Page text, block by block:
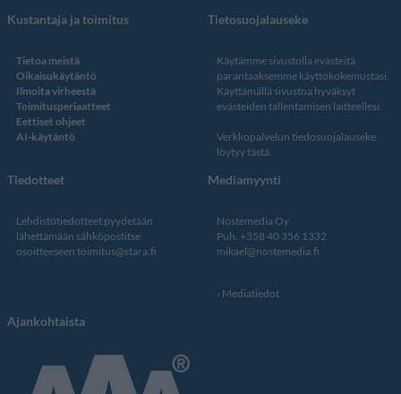
Kustantaja ja toimitus
Tietoa meistä
Oikaisukäytäntö
Ilmoita virheestä
Toimitusperiaatteet
Eettiset ohjeet
AI-käytäntö
Tietosuojalauseke
Käytämme sivustolla evästeitä
parantaaksemme käyttökokemustasi.
Käyttämällä sivustoa hyväksyt
evästeiden tallentamisen laitteellesi.
Verkkopalvelun tiedosuojalauseke
löytyy tästä.
Tiedotteet
Lehdistötiedotteet pyydetään
lähettämään sähköpostitse
osoitteeseen toimitus@stara.fi
Mediamyynti
Nostemedia Oy
Puh. +358 40 356 1332
mikael@nostemedia.fi
Mediatiedot
Ajankohtaista